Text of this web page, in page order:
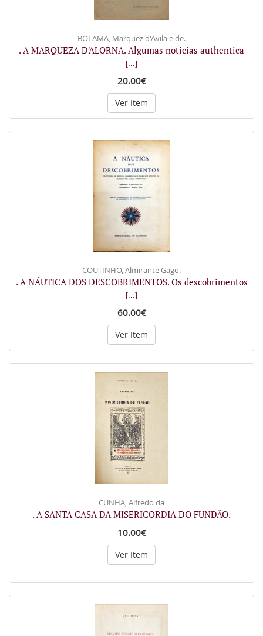
BOLAMA, Marquez d'Avila e de.
. A MARQUEZA D'ALORNA. Algumas noticias authentica
[...]
20.00€
Ver Item
COUTINHO, Almirante Gago.
. A NÁUTICA DOS DESCOBRIMENTOS. Os descobrimentos
[...]
60.00€
Ver Item
CUNHA, Alfredo da
. A SANTA CASA DA MISERICORDIA DO FUNDÃO.
10.00€
Ver Item